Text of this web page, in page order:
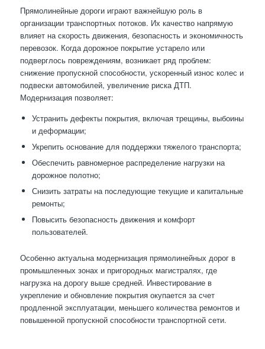
Прямолинейные дороги играют важнейшую роль в
организации транспортных потоков. Их качество напрямую
влияет на скорость движения, безопасность и экономичность
перевозок. Когда дорожное покрытие устарело или
подверглось повреждениям, возникает ряд проблем:
снижение пропускной способности, ускоренный износ колес и
подвески автомобилей, увеличение риска ДТП.
Модернизация позволяет:
Устранить дефекты покрытия, включая трещины, выбоины
и деформации;
Укрепить основание для поддержки тяжелого транспорта;
Обеспечить равномерное распределение нагрузки на
дорожное полотно;
Снизить затраты на последующие текущие и капитальные
ремонты;
Повысить безопасность движения и комфорт
пользователей.
Особенно актуальна модернизация прямолинейных дорог в
промышленных зонах и пригородных магистралях, где
нагрузка на дорогу выше средней. Инвестирование в
укрепление и обновление покрытия окупается за счет
продленной эксплуатации, меньшего количества ремонтов и
повышенной пропускной способности транспортной сети.